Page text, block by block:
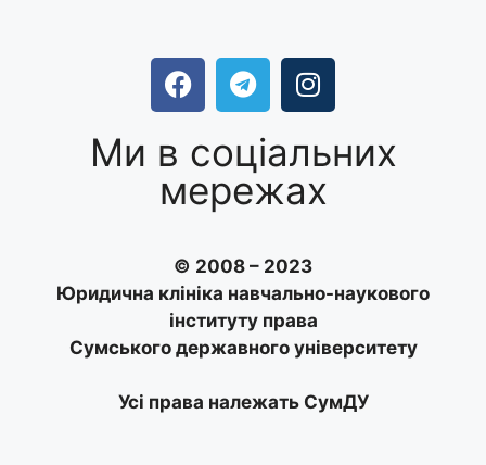
Ми в соціальних
мережах
© 2008 – 2023
Юридична клініка навчально-наукового
інституту права
Сумського державного університету
Усі права належать СумДУ